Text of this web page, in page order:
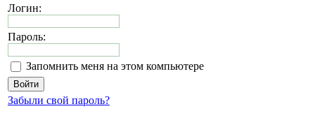
Логин:
Пароль:
Запомнить меня на этом компьютере
Забыли свой пароль?